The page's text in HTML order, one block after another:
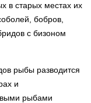
в старых местах их
бобров,
с бизоном
рыбы разводится
и
рыбами